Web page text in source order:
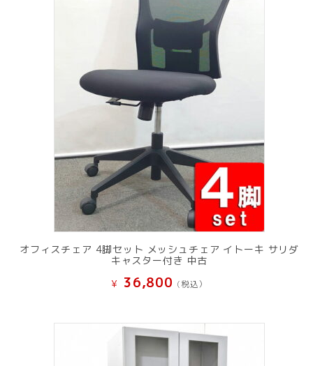
オフィスチェア 4脚セット メッシュチェア イトーキ サリダ
キャスター付き 中古
¥ 36,800 (税込）